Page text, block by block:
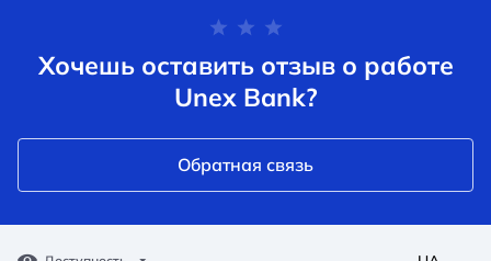
Хочешь оставить отзыв о работе
Unex Bank?
Обратная связь